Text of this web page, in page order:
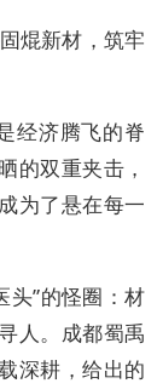
焜新材，筑牢
经济腾飞的脊
的双重夹击，
为了悬在每一
头”的怪圈：材
人。 成都蜀禹
深耕，给出的